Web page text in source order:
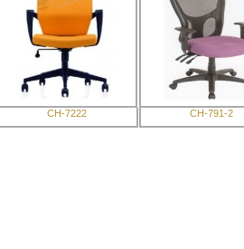
CH-7222 CH-791-2